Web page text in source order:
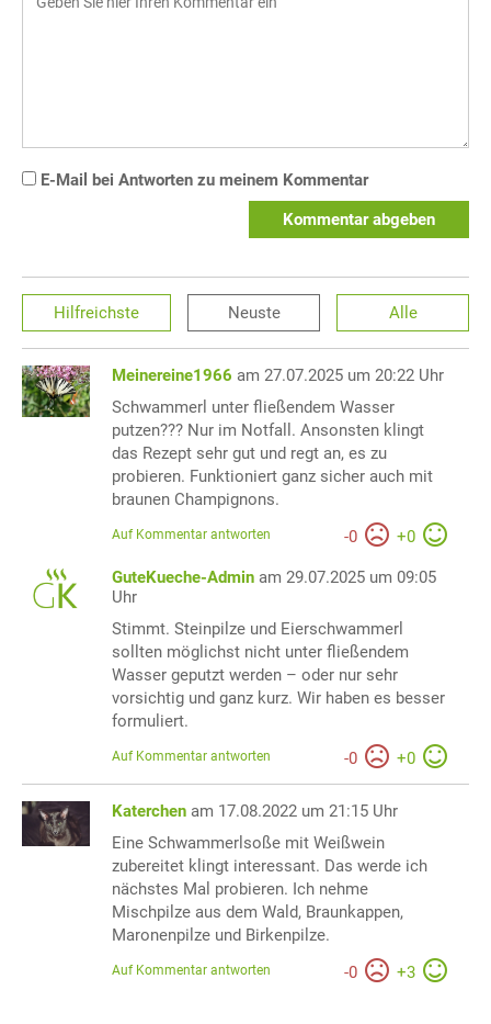
E-Mail bei Antworten zu meinem Kommentar
Kommentar abgeben
Hilfreichste Neuste Alle
Meinereine1966 am 27.07.2025 um 20:22 Uhr
Schwammerl unter fließendem Wasser
putzen??? Nur im Notfall. Ansonsten klingt
das Rezept sehr gut und regt an, es zu
probieren. Funktioniert ganz sicher auch mit
braunen Champignons.
-0 +0
Auf Kommentar antworten
GuteKueche-Admin am 29.07.2025 um 09:05
Uhr
Stimmt. Steinpilze und Eierschwammerl
sollten möglichst nicht unter fließendem
Wasser geputzt werden – oder nur sehr
vorsichtig und ganz kurz. Wir haben es besser
formuliert.
-0 +0
Auf Kommentar antworten
Katerchen am 17.08.2022 um 21:15 Uhr
Eine Schwammerlsoße mit Weißwein
zubereitet klingt interessant. Das werde ich
nächstes Mal probieren. Ich nehme
Mischpilze aus dem Wald, Braunkappen,
Maronenpilze und Birkenpilze.
-0 +3
Auf Kommentar antworten